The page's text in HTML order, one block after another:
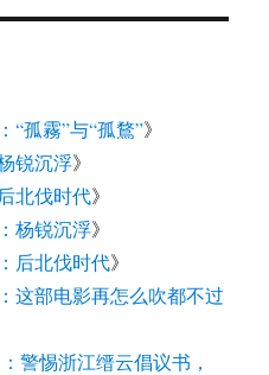
“孤霧”与“孤鶩”》
锐沉浮》
北伐时代》
杨锐沉浮》
后北伐时代》
这部电影再怎么吹都不过
警惕浙江缙云倡议书，